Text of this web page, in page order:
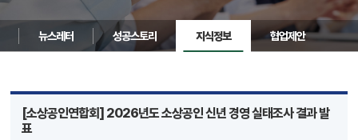
뉴스레터 성공스토리 지식정보 협업제안
[소상공인연합회] 2026년도 소상공인 신년 경영 실태조사 결과 발
표